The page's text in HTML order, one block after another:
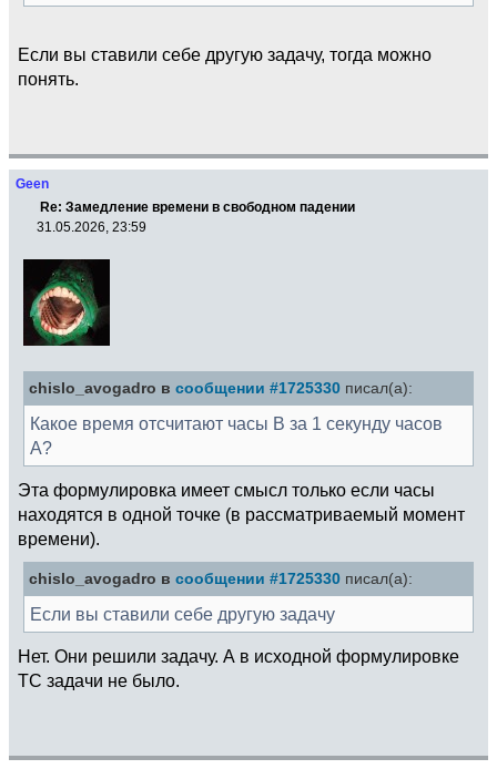
Если вы ставили себе другую задачу, тогда можно
понять.
Geen
Re: Замедление времени в свободном падении
31.05.2026, 23:59
chislo_avogadro в сообщении #1725330 писал(а):
Какое время отсчитают часы В за 1 секунду часов
А?
Эта формулировка имеет смысл только если часы
находятся в одной точке (в рассматриваемый момент
времени).
chislo_avogadro в сообщении #1725330 писал(а):
Если вы ставили себе другую задачу
Нет. Они решили задачу. А в исходной формулировке
ТС задачи не было.